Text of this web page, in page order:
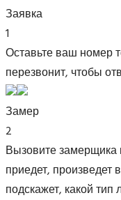
Заявка
1
Оставьте ваш номер
перезвонит, чтобы
Замер
2
Вызовите
приедет, произведет
подскажет, какой